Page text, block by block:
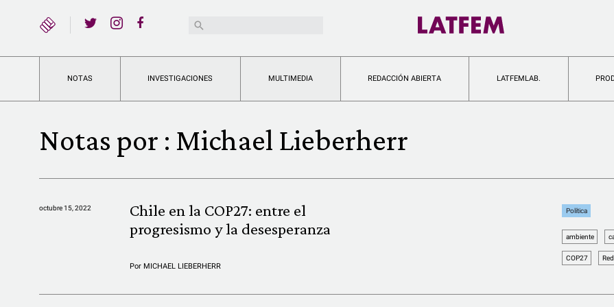
YouTubeBuscar:
NOTAS INVESTIGACIONES MULTIMEDIA REDACCIÓN ABIERTA LATFEMLAB.
Notas por : Michael Lieberherr
octubre 15, 2022
Chile en la COP27: entre el
progresismo y la desesperanza
Por MICHAEL LIEBERHERR
Política
ambiente
COP27